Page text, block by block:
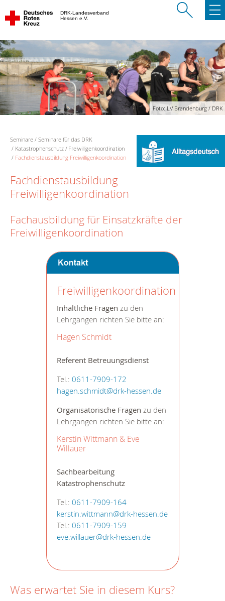
DRK-Landesverband
Hessen e.V.
Foto: LV Brandenburg / DRK
Seminare
Seminare für das DRK
Katastrophenschutz
Freiwilligenkoordination
Fachdienstausbildung Freiwilligenkoordination
Fachdienstausbildung
Freiwilligenkoordination
Fachausbildung für Einsatzkräfte der
Freiwilligenkoordination
Freiwilligenkoordination
Inhaltliche Fragen zu den
Lehrgängen richten Sie bitte an:
Hagen Schmidt
Referent Betreuungsdienst
Tel.: 0611-7909-172
hagen.schmidt@drk-hessen.de
Organisatorische Fragen zu den
Lehrgängen richten Sie bitte an:
Kerstin Wittmann & Eve
Willauer
Sachbearbeitung
Katastrophenschutz
Tel.: 0611-7909-164
kerstin.wittmann@drk-hessen.de
Tel.: 0611-7909-159
eve.willauer@drk-hessen.de
Was erwartet Sie in diesem Kurs?